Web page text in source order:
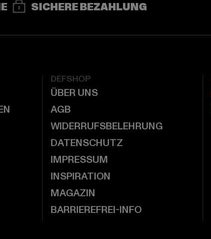
SICHERE BEZAHLUNG
DEFSHOP
ÜBER UNS
AGB
WIDERRUFSBELEHRUNG
DATENSCHUTZ
IMPRESSUM
INSPIRATION
MAGAZIN
BARRIEREFREI-INFO